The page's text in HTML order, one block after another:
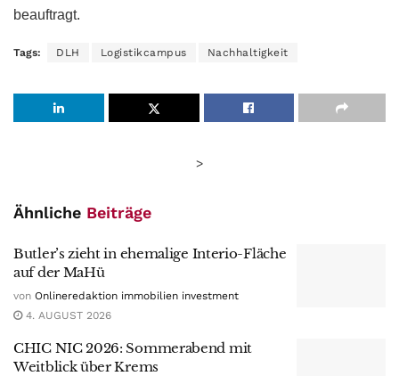
beauftragt.
Tags: DLH Logistikcampus Nachhaltigkeit
>
Ähnliche Beiträge
Butler’s zieht in ehemalige Interio-Fläche
auf der MaHü
von Onlineredaktion immobilien investment
4. AUGUST 2026
CHIC NIC 2026: Sommerabend mit
Weitblick über Krems